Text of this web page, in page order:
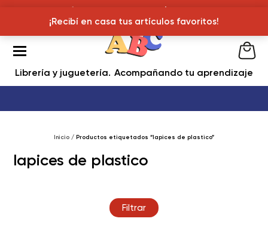
¡Recibí en casa tus articulos favoritos!
Librería y juguetería Acompañando tu aprendizaje
Inicio / Productos etiquetados “lapices de plastico”
lapices de plastico
Filtrar
¡Recibí en casa tus artículos favoritos!